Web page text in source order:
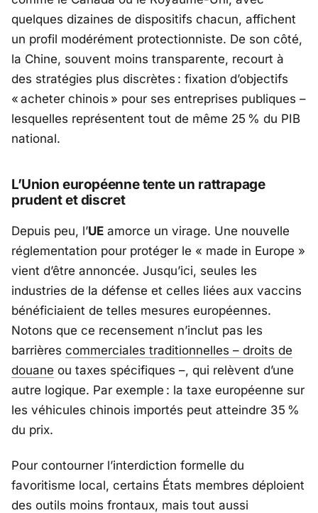
quelques dizaines de dispositifs chacun, affichent
un profil modérément protectionniste. De son côté,
la Chine, souvent moins transparente, recourt à
des stratégies plus discrètes : fixation d’objectifs
« acheter chinois » pour ses entreprises publiques –
lesquelles représentent tout de même 25 % du PIB
national.
L’Union européenne tente un rattrapage
prudent et discret
Depuis peu, l’UE amorce un virage. Une nouvelle
réglementation pour protéger le « made in Europe »
vient d’être annoncée. Jusqu’ici, seules les
industries de la défense et celles liées aux vaccins
bénéficiaient de telles mesures européennes.
Notons que ce recensement n’inclut pas les
barrières commerciales traditionnelles – droits de
douane ou taxes spécifiques –, qui relèvent d’une
autre logique. Par exemple : la taxe européenne sur
les véhicules chinois importés peut atteindre 35 %
du prix.
Pour contourner l’interdiction formelle du
favoritisme local, certains États membres déploient
des outils moins frontaux, mais tout aussi